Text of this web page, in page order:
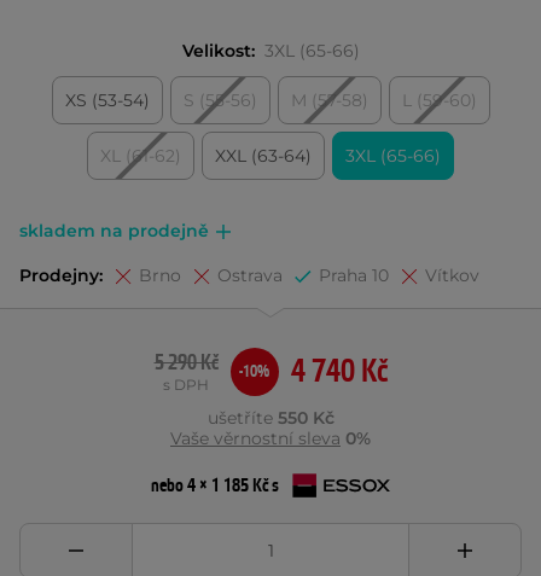
Velikost: 3XL (65-66)
XS (53-54) S (55-56) M (57-58) L (59-60)
XL (61-62) XXL (63-64) 3XL (65-66)
skladem na prodejně
Prodejny: Brno Ostrava Praha 10 Vítkov
4 740 Kč
5 290 Kč
s DPH
-10%
ušetříte 550 Kč
Vaše věrnostní sleva 0%
nebo 4 × 1 185 Kč s